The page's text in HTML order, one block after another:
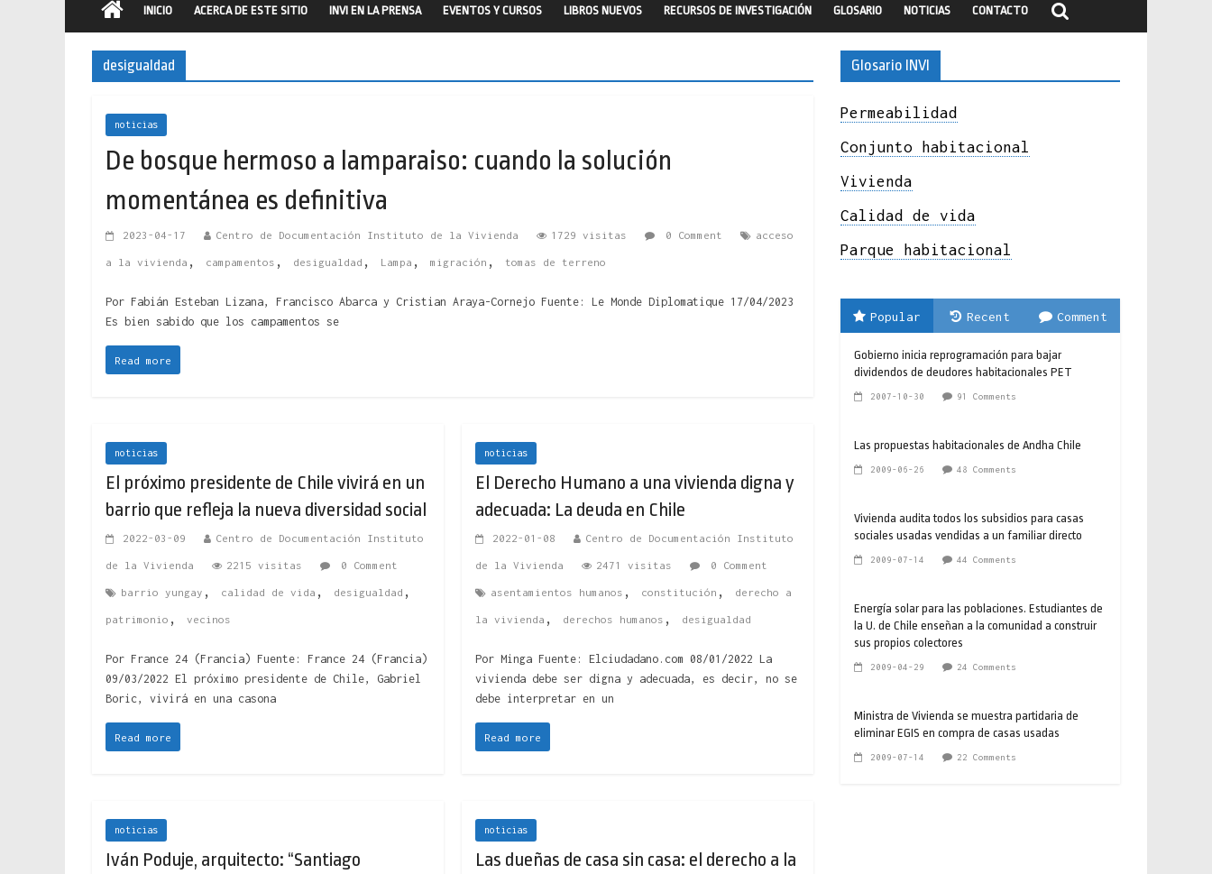
INICIO ACERCA DE ESTE SITIO INVI EN LA PRENSA EVENTOS Y CURSOS LIBROS NUEVOS RECURSOS DE INVESTIGACIÓN GLOSARIO NOTICIAS CONTACTO
desigualdad
noticias
De bosque hermoso a lamparaiso: cuando la solución
momentánea es definitiva
2023-04-17 Centro de Documentación Instituto de la Vivienda 1729 visitas 0 Comment acceso
a la vivienda , campamentos , desigualdad , Lampa , migración , tomas de terreno
Por Fabián Esteban Lizana, Francisco Abarca y Cristian Araya-Cornejo Fuente: Le Monde Diplomatique 17/04/2023
Es bien sabido que los campamentos se
Read more
noticias
El próximo presidente de Chile vivirá en un
barrio que refleja la nueva diversidad social
2022-03-09 Centro de Documentación Instituto
de la Vivienda 2215 visitas 0 Comment
barrio yungay , calidad de vida , desigualdad ,
patrimonio , vecinos
Por France 24 (Francia) Fuente: France 24 (Francia)
09/03/2022 El próximo presidente de Chile, Gabriel
Boric, vivirá en una casona
Read more
noticias
El Derecho Humano a una vivienda digna y
adecuada: La deuda en Chile
2022-01-08 Centro de Documentación Instituto
de la Vivienda 2471 visitas 0 Comment
asentamientos humanos , constitución , derecho a
la vivienda , derechos humanos , desigualdad
Por Minga Fuente: Elciudadano.com 08/01/2022 La
vivienda debe ser digna y adecuada, es decir, no se
debe interpretar en un
Read more
noticias
Iván Poduje, arquitecto: “Santiago
noticias
Las dueñas de casa sin casa: el derecho a la
Glosario INVI
Permeabilidad
Conjunto habitacional
Vivienda
Calidad de vida
Parque habitacional
Popular Recent Comment
Gobierno inicia reprogramación para bajar
dividendos de deudores habitacionales PET
2007-10-30 91 Comments
Las propuestas habitacionales de Andha Chile
2009-06-26 48 Comments
Vivienda audita todos los subsidios para casas
sociales usadas vendidas a un familiar directo
2009-07-14 44 Comments
Energía solar para las poblaciones. Estudiantes de
la U. de Chile enseñan a la comunidad a construir
sus propios colectores
2009-04-29 24 Comments
Ministra de Vivienda se muestra partidaria de
eliminar EGIS en compra de casas usadas
2009-07-14 22 Comments